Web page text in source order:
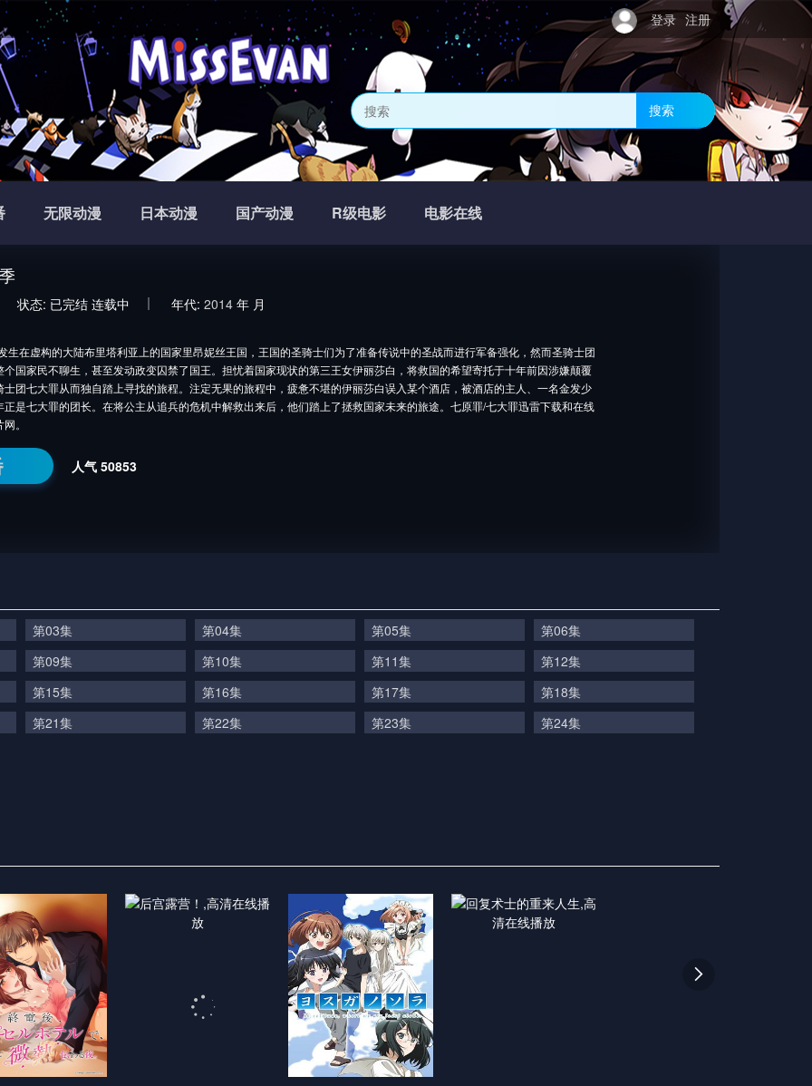
登录 注册
搜索
无限动漫 日本动漫 国产动漫 R级电影 电影在线
状态: 已完结 连载中 年代: 2014 年 月
生在虚构的大陆布里塔利亚上的国家里昂妮丝王国，王国的圣骑士们为了准备传说中的圣战而进行军备强化，然而圣骑士团
个国家民不聊生，甚至发动政变囚禁了国王。担忧着国家现状的第三王女伊丽莎白，将救国的希望寄托于十年前因涉嫌颠覆
士团七大罪从而独自踏上寻找的旅程。注定无果的旅程中，疲惫不堪的伊丽莎白误入某个酒店，被酒店的主人、一名金发少
正是七大罪的团长。在将公主从追兵的危机中解救出来后，他们踏上了拯救国家未来的旅途。七原罪/七大罪迅雷下载和在线
。
人气 50853
第03集 第04集 第05集
第06集
第09集
第10集 第11集
第12集
第15集
第16集 第17集
第18集
第21集
第22集 第23集 第24集
